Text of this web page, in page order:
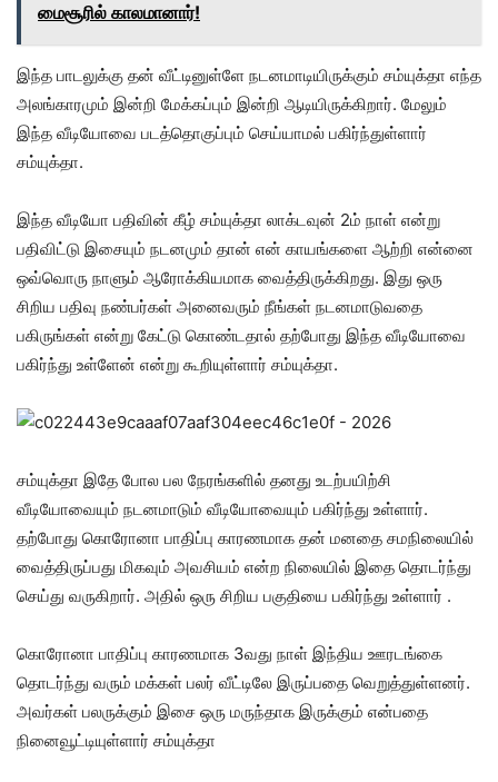
மைசூரில் காலமானார்!
இந்த பாடலுக்கு தன் வீட்டினுள்ளே நடனமாடியிருக்கும் சம்யுக்தா எந்த
அலங்காரமும் இன்றி மேக்கப்பும் இன்றி ஆடியிருக்கிறார். மேலும்
இந்த வீடியோவை படத்தொகுப்பும் செய்யாமல் பகிர்ந்துள்ளார்
சம்யுக்தா.
இந்த வீடியோ பதிவின் கீழ் சம்யுக்தா லாக்டவுன் 2ம் நாள் என்று
பதிவிட்டு இசையும் நடனமும் தான் என் காயங்களை ஆற்றி என்னை
ஒவ்வொரு நாளும் ஆரோக்கியமாக வைத்திருக்கிறது. இது ஒரு
சிறிய பதிவு நண்பர்கள் அனைவரும் நீங்கள் நடனமாடுவதை
பகிருங்கள் என்று கேட்டு கொண்டதால் தற்போது இந்த வீடியோவை
பகிர்ந்து உள்ளேன் என்று கூறியுள்ளார் சம்யுக்தா.
சம்யுக்தா இதே போல பல நேரங்களில் தனது உடற்பயிற்சி
வீடியோவையும் நடனமாடும் வீடியோவையும் பகிர்ந்து உள்ளார்.
தற்போது கொரோனா பாதிப்பு காரணமாக தன் மனதை சமநிலையில்
வைத்திருப்பது மிகவும் அவசியம் என்ற நிலையில் இதை தொடர்ந்து
செய்து வருகிறார். அதில் ஒரு சிறிய பகுதியை பகிர்ந்து உள்ளார் .
கொரோனா பாதிப்பு காரணமாக 3வது நாள் இந்திய ஊரடங்கை
தொடர்ந்து வரும் மக்கள் பலர் வீட்டிலே இருப்பதை வெறுத்துள்ளனர்.
அவர்கள் பலருக்கும் இசை ஒரு மருந்தாக இருக்கும் என்பதை
நினைவூட்டியுள்ளார் சம்யுக்தா